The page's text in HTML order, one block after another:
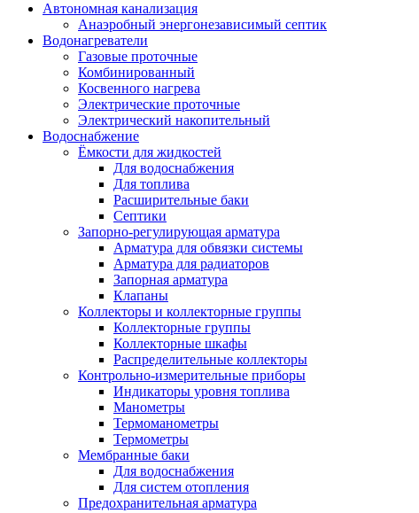
Автономная канализация
Анаэробный энергонезависимый септик
Водонагреватели
Газовые проточные
Комбинированный
Косвенного нагрева
Электрические проточные
Электрический накопительный
Водоснабжение
Ёмкости для жидкостей
Для водоснабжения
Для топлива
Расширительные баки
Септики
Запорно-регулирующая арматура
Арматура для обвязки системы
Арматура для радиаторов
Запорная арматура
Клапаны
Коллекторы и коллекторные группы
Коллекторные группы
Коллекторные шкафы
Распределительные коллекторы
Контрольно-измерительные приборы
Индикаторы уровня топлива
Манометры
Термоманометры
Термометры
Мембранные баки
Для водоснабжения
Для систем отопления
Предохранительная арматура